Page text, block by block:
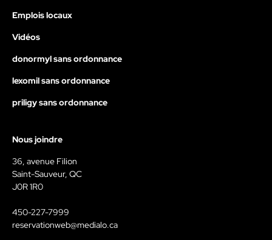
Emplois locaux
Vidéos
donormyl sans ordonnance
lexomil sans ordonnance
priligy sans ordonnance
Nous joindre
36, avenue Filion
Saint-Sauveur, QC
J0R 1R0
450-227-7999
reservationweb@medialo.ca